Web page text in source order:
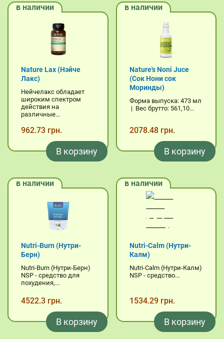
в наличии
Nature Lax (Нэйче
Лакс)
Нейчелакс обладает
широким спектром
действия на
различные...
962.73 грн.
В корзину
в наличии
Nature's Noni Juce
(Сок Нони сок
Моринды)
Форма выпуска: 473 мл
| Вес брутто: 561,10...
2078.48 грн.
В корзину
в наличии
Nutri-Burn (Нутри-
Берн)
Nutri-Burn (Нутри-Берн)
NSP - средство для
похудения,...
4522.3 грн.
В корзину
в наличии
Nutri-Calm (Нутри-
Калм)
Nutri-Calm (Нутри-Калм)
NSP - средство...
1534.29 грн.
В корзину